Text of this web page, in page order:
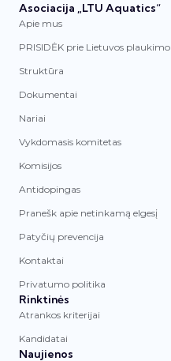
Asociacija „LTU Aquatics“
Apie mus
PRISIDĖK prie Lietuvos plaukimo
Struktūra
Dokumentai
Nariai
Vykdomasis komitetas
Komisijos
Antidopingas
Pranešk apie netinkamą elgesį
Patyčių prevencija
Kontaktai
Privatumo politika
Rinktinės
Atrankos kriterijai
Kandidatai
Naujienos